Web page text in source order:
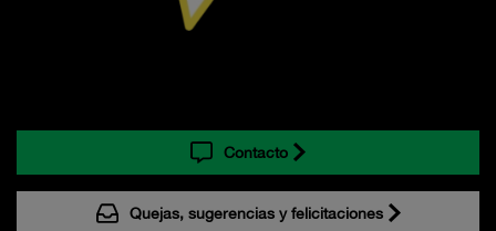
Contacto
Quejas, sugerencias y felicitaciones